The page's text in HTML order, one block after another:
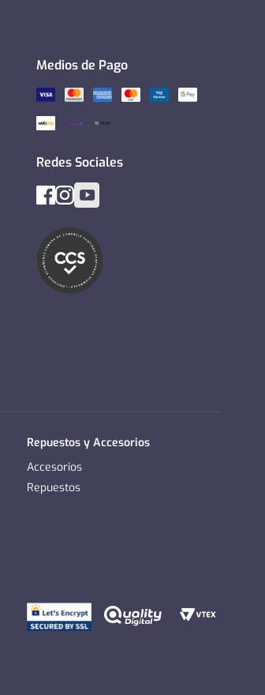
Medios de Pago
Redes Sociales
Repuestos y Accesorios
Accesorios
Repuestos